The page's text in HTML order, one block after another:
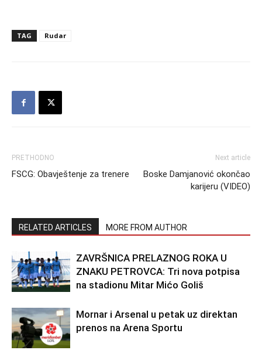
TAG Rudar
PRETHODNO
FSCG: Obavještenje za trenere
Next article
Boske Damjanović okončao
karijeru (VIDEO)
RELATED ARTICLES MORE FROM AUTHOR
ZAVRŠNICA PRELAZNOG ROKA U
ZNAKU PETROVCA: Tri nova potpisa
na stadionu Mitar Mićo Goliš
Mornar i Arsenal u petak uz direktan
prenos na Arena Sportu